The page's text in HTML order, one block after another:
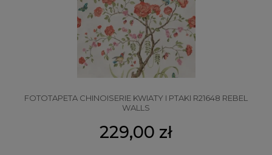
FOTOTAPETA CHINOISERIE KWIATY I PTAKI R21648 REBEL
WALLS
229,00 zł